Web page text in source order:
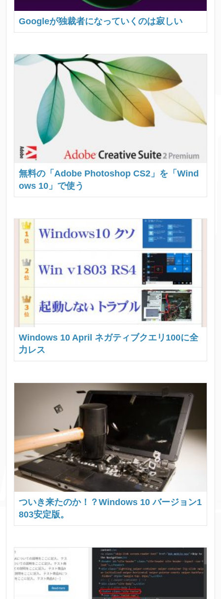
Googleが独裁者になっていくのは寂しい
無料の「Adobe Photoshop CS2」を「Wind
ows 10」で使う
Windows 10 April ネガティブクエリ100に全
力レス
ついき来たのか！？Windows 10 バージョン1
803安定版。